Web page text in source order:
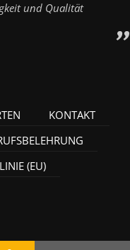
und Qualität
KONTAKT
(EU)